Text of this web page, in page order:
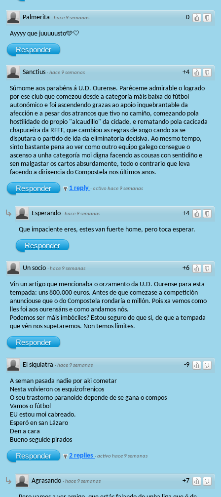
0
Palmerita ·hace 9 semanas
Ayyyy que juuuuusto🩵🤍
Responder
+4
Sanctius ·hace 9 semanas
Súmome aos parabéns á U.D. Ourense. Paréceme admirable o logrado
por ese club que comezou desde a categoría máis baixa do fútbol
autonómico e foi ascendendo grazas ao apoio inquebrantable da
afección e a pesar dos atrancos que tivo no camiño, comezando pola
hostilidade do propio "alcaudillo" da cidade, e rematando pola cacicada
chapuceira da RFEF, que cambiou as regras de xogo cando xa se
disputara o partido de ida da eliminatoria decisiva. Ao mesmo tempo,
sinto bastante pena ao ver como outro equipo galego consegue o
ascenso a unha categoría moi digna facendo as cousas con sentidiño e
sen malgastar os cartos absurdamente, todo o contrario que leva
facendo a dirixencia do Compostela nos últimos anos.
Responder 1 reply ·activo hace 9 semanas
+4
Esperando ·hace 9 semanas
Que impaciente eres, estes van fuerte home, pero toca esperar.
Responder
+6
Un socio ·hace 9 semanas
Vin un artigo que mencionaba o orzamento da U.D. Ourense para esta
tempada: uns 800.000 euros. Antes de que comezase a competición
anunciouse que o do Compostela rondaría o millón. Pois xa vemos como
lles foi aos ourensáns e como andamos nós.
Podemos ser máis imbéciles? Estou seguro de que si, de que a tempada
que vén nos supetaremos. Non temos límites.
Responder
-9
El siquiatra ·hace 9 semanas
A seman pasada nadie por aki cometar
Nesta volvieron os esquizofrenicos
O seu trastorno paranoide depende de se gana o compos
Vamos o fútbol
EU estou moi cabreado.
Esperó en san Lázaro
Den a cara
Bueno seguide pirados
Responder 2 replies ·activo hace 9 semanas
+7
Agrasando ·hace 9 semanas